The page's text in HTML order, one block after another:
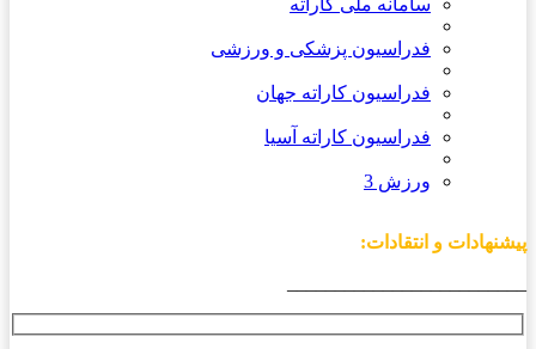
فدراسیون پزشکی و ورزشی
فدراسیون کاراته جهان
فدراسیون کاراته آسیا
ورزش 3
پیشنهادات و انتقادات: